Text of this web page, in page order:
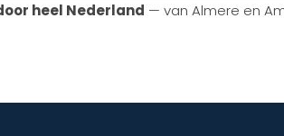
heel Nederland — van Almere en